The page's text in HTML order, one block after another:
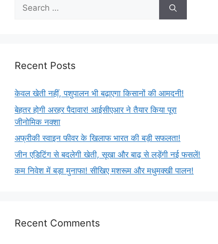
Recent Posts
केवल खेती नहीं, पशुपालन भी बढ़ाएगा किसानों की आमदनी!
बेहतर होगी अरहर पैदावार! आईसीएआर ने तैयार किया पूरा
जीनोमिक नक्शा
अफ्रीकी स्वाइन फीवर के खिलाफ भारत की बड़ी सफलता!
जीन एडिटिंग से बदलेगी खेती, सूखा और बाढ़ से लड़ेंगी नई फसलें!
कम निवेश में बड़ा मुनाफा! सीखिए मशरूम और मधुमक्खी पालन!
Recent Comments